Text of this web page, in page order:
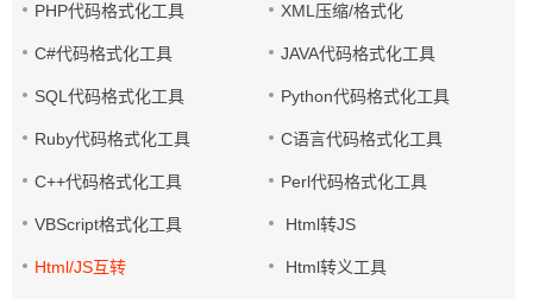
PHP代码格式化工具 XML压缩/格式化
C#代码格式化工具 JAVA代码格式化工具
SQL代码格式化工具 Python代码格式化工具
Ruby代码格式化工具 C语言代码格式化工具
C++代码格式化工具 Perl代码格式化工具
VBScript格式化工具 Html转JS
Html/JS互转 Html转义工具